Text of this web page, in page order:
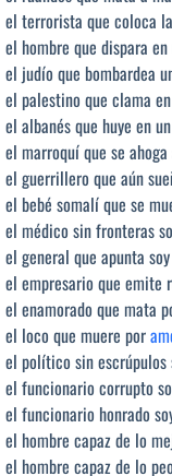
el terrorista que coloca
el hombre que dispara
el judío que bombardea
el palestino que clama
el albanés que huye en
el marroquí que se
el guerrillero que aún
el bebé somalí que se
el médico sin fronteras
el general que apunta
el empresario que emite
el enamorado que mata
el loco que muere por
el político sin escrúpulos
el funcionario corrupto
el funcionario honrado
el hombre capaz de lo
el hombre capaz de lo